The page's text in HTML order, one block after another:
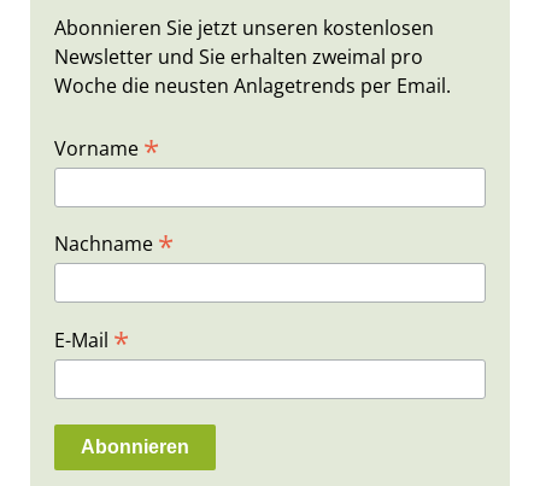
Abonnieren Sie jetzt unseren kostenlosen
Newsletter und Sie erhalten zweimal pro
Woche die neusten Anlagetrends per Email.
Vorname *
Nachname *
E-Mail *